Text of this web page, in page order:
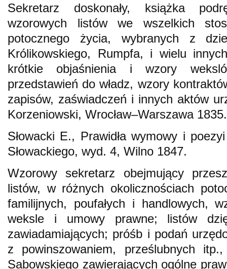
Sekretarz doskonały, książka
wzorowych listów we wszelkich
potocznego życia, wybranych z
Królikowskiego, Rumpfa, i wielu
krótkie objaśnienia i wzory
przedstawień do władz, wzory
zapisów, zaświadczeń i innych aktów
Korzeniowski, Wrocław–Warszawa 1835.
Słowacki E., Prawidła wymowy i
Słowackiego, wyd. 4, Wilno 1847.
Wzorowy sekretarz obejmujący
listów, w różnych okolicznościach
familijnych, poufałych i handlowych,
weksle i umowy prawne; listów
zawiadamiających; próśb i podań
z powinszowaniem, prześlubnych
Sabowskiego zawierających ogólne